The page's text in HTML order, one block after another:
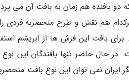
دو بافنده هم زمان به بافت آن می
هم نقش و طرح منحصربه فردی را
بافت این فرش ها از ابریشم
حال حاضر تنها بافندگان این نوع
نمی توان این نوع بافت منحصربه